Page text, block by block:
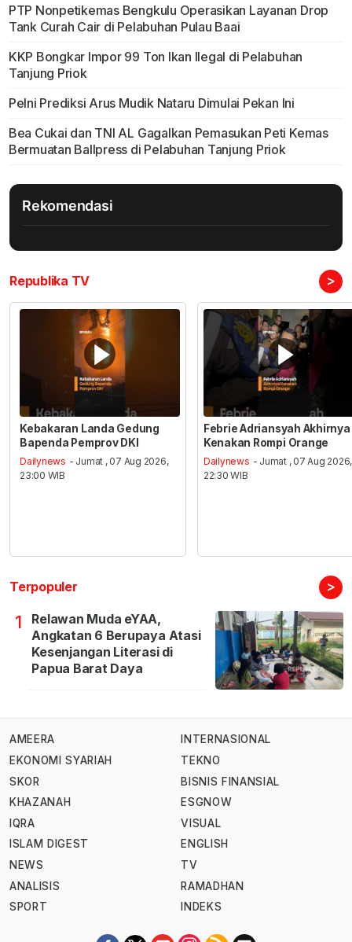
PTP Nonpetikemas Bengkulu Operasikan Layanan Drop
Tank Curah Cair di Pelabuhan Pulau Baai
KKP Bongkar Impor 99 Ton Ikan Ilegal di Pelabuhan
Tanjung Priok
Pelni Prediksi Arus Mudik Nataru Dimulai Pekan Ini
Bea Cukai dan TNI AL Gagalkan Pemasukan Peti Kemas
Bermuatan Ballpress di Pelabuhan Tanjung Priok
Rekomendasi
Republika TV >
Kebakaran Landa Gedung
Bapenda Pemprov DKI
Dailynews - Jumat , 07 Aug 2026,
23:00 WIB
Febrie Adriansyah Akhirnya
Kenakan Rompi Orange
Dailynews - Jumat , 07 Aug 2026,
22:30 WIB
Terpopuler >
1
Relawan Muda eYAA,
Angkatan 6 Berupaya Atasi
Kesenjangan Literasi di
Papua Barat Daya
AMEERA
EKONOMI SYARIAH
SKOR
KHAZANAH
IQRA
ISLAM DIGEST
NEWS
ANALISIS
SPORT
INTERNASIONAL
TEKNO
BISNIS FINANSIAL
ESGNOW
VISUAL
ENGLISH
TV
RAMADHAN
INDEKS